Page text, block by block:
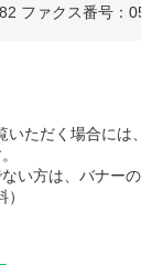
ファクス番号：
いただく場合には
い方は、バナー